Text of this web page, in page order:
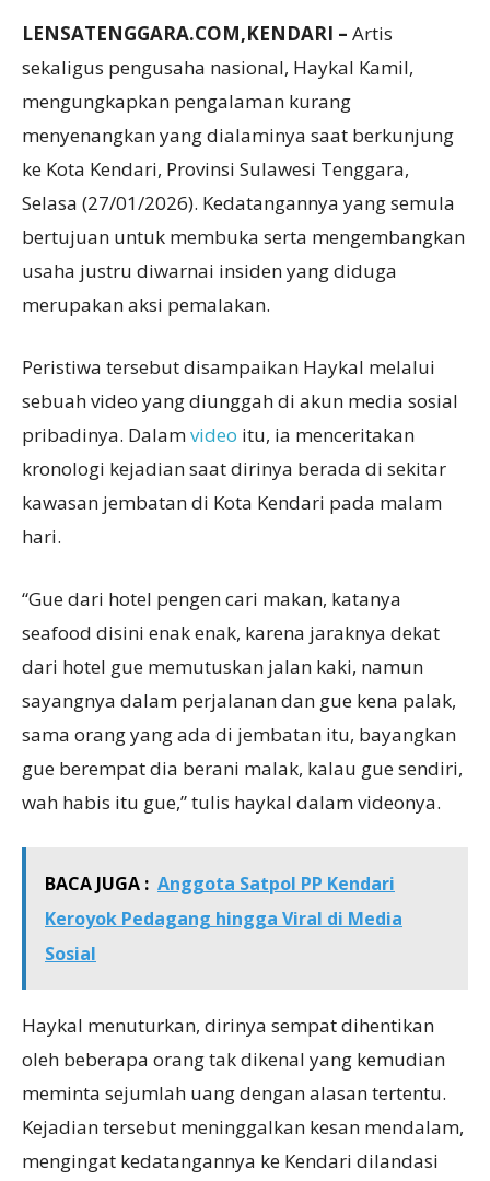
LENSATENGGARA.COM,KENDARI – Artis
sekaligus pengusaha nasional, Haykal Kamil,
mengungkapkan pengalaman kurang
menyenangkan yang dialaminya saat berkunjung
ke Kota Kendari, Provinsi Sulawesi Tenggara,
Selasa (27/01/2026). Kedatangannya yang semula
bertujuan untuk membuka serta mengembangkan
usaha justru diwarnai insiden yang diduga
merupakan aksi pemalakan.
Peristiwa tersebut disampaikan Haykal melalui
sebuah video yang diunggah di akun media sosial
pribadinya. Dalamvideo itu, ia menceritakan
kronologi kejadian saat dirinya berada di sekitar
kawasan jembatan di Kota Kendari pada malam
hari.
“Gue dari hotel pengen cari makan, katanya
seafood disini enak enak, karena jaraknya dekat
dari hotel gue memutuskan jalan kaki, namun
sayangnya dalam perjalanan dan gue kena palak,
sama orang yang ada di jembatan itu, bayangkan
gue berempat dia berani malak, kalau gue sendiri,
wah habis itu gue,” tulis haykal dalam videonya.
BACA JUGA : Anggota Satpol PP Kendari
Keroyok Pedagang hingga Viral di Media
Sosial
Haykal menuturkan, dirinya sempat dihentikan
oleh beberapa orang tak dikenal yang kemudian
meminta sejumlah uang dengan alasan tertentu.
Kejadian tersebut meninggalkan kesan mendalam,
mengingat kedatangannya ke Kendari dilandasi